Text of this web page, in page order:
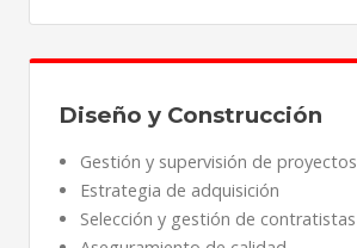
Diseño y Construcción
Gestión y supervisión de proyectos
Estrategia de adquisición
Selección y gestión de contratistas